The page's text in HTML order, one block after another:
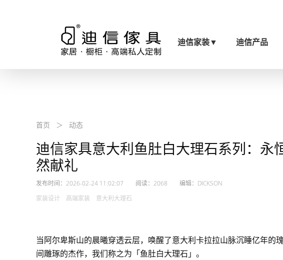
迪信家装▼ 迪信产品
首页 ＞ 动态
迪信家具意大利鱼肚白大理石系列：永
然献礼
发布时间：2026-02-24 11:02:07 阅读：2068 编辑：DICKSON
家装设计 高端家装 意大利大理石
当阿尔卑斯山的晨曦穿透云层，唤醒了意大利卡拉拉山脉沉睡亿年
间雕琢的杰作，我们称之为「鱼肚白大理石」。